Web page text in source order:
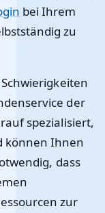
bei Ihrem
zu
der
spezialisiert,
können Ihnen
dass
zur